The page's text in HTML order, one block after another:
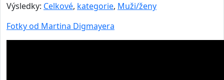
Výsledky: Celkové, kategorie, Muži/ženy
Fotky od Martina Digmayera